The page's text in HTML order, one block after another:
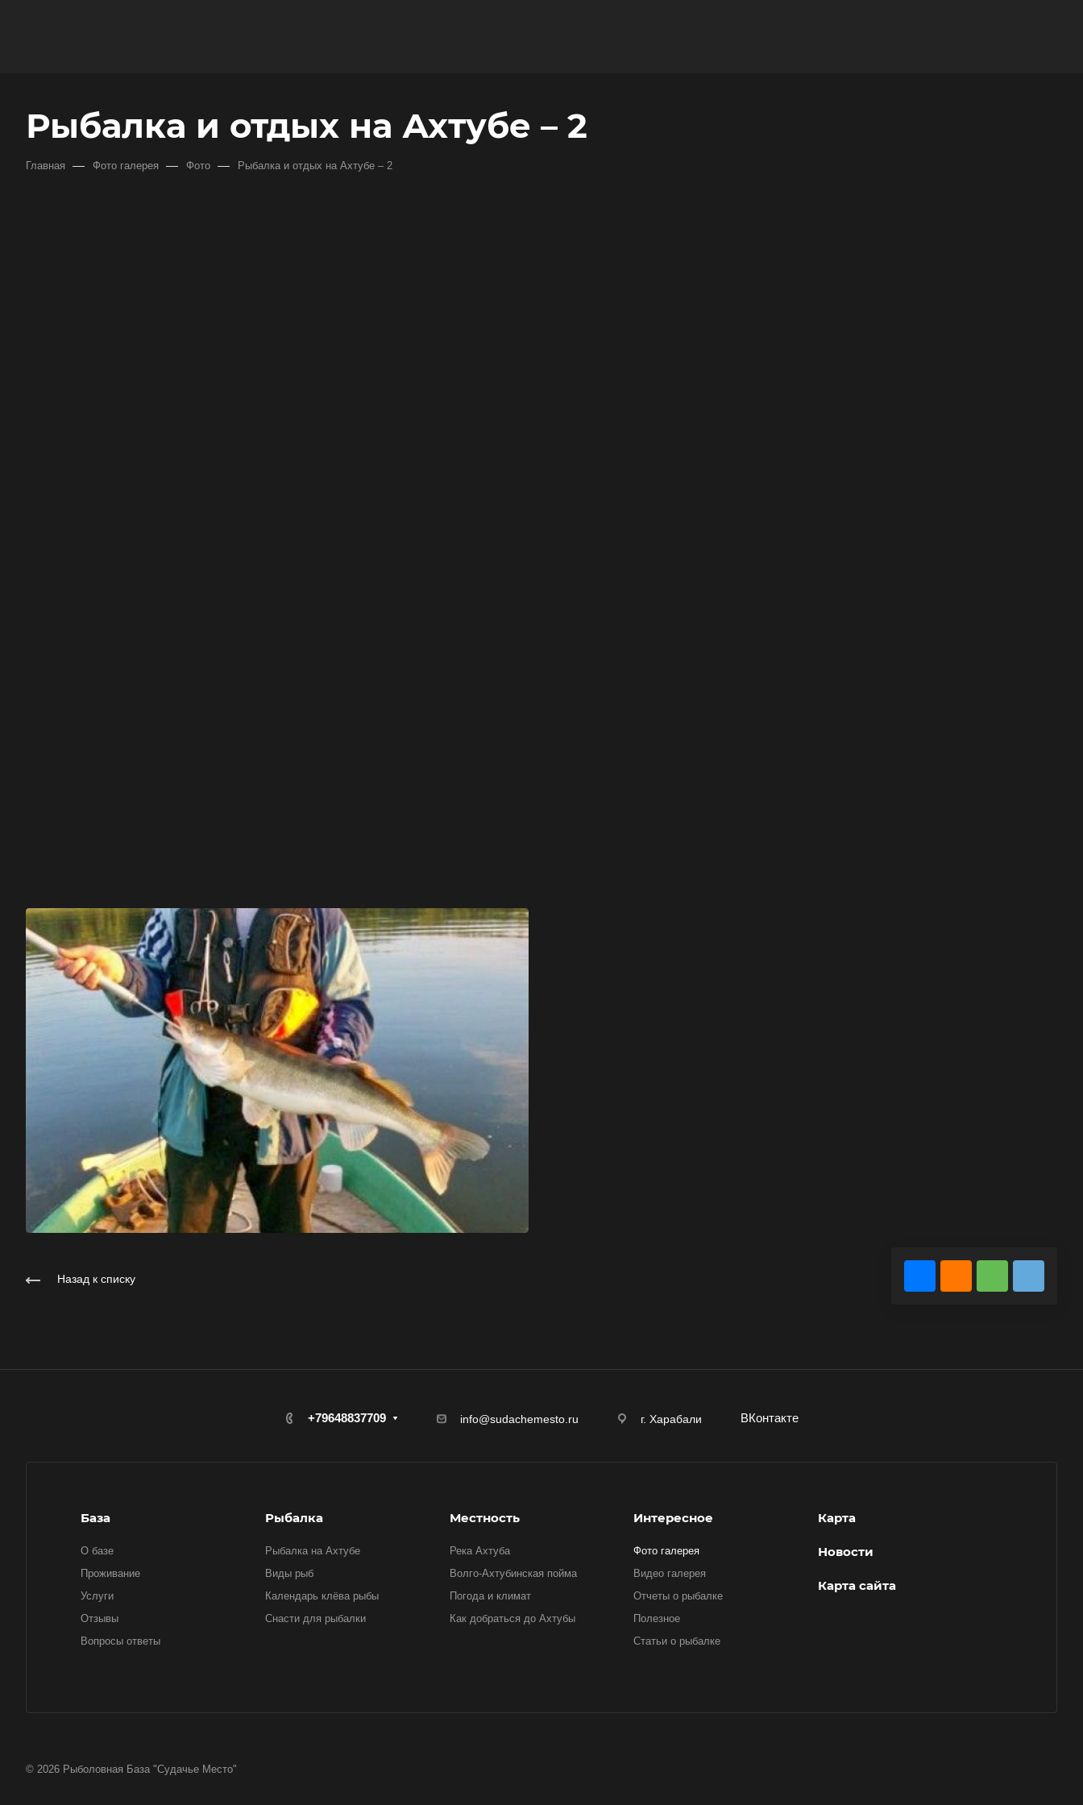
Рыбалка и отдых на Ахтубе – 2
Главная — Фото галерея — Фото — Рыбалка и отдых на Ахтубе – 2
Назад к списку
+79648837709 info@sudachemesto.ru г. Харабали ВКонтакте
База
О базе
Проживание
Услуги
Отзывы
Вопросы ответы
Рыбалка
Рыбалка на Ахтубе
Виды рыб
Календарь клёва рыбы
Снасти для рыбалки
Местность
Река Ахтуба
Волго-Ахтубинская пойма
Погода и климат
Как добраться до Ахтубы
Интересное
Фото галерея
Видео галерея
Отчеты о рыбалке
Полезное
Статьи о рыбалке
Карта
Новости
Карта сайта
© 2026 Рыболовная База "Судачье Место"